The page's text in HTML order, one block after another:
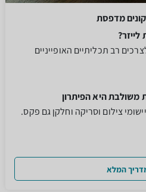
רב תכליתיים האופייניים
משולבת היא הפיתרון
צילום וסריקה וחלקן גם פקס.
המלא